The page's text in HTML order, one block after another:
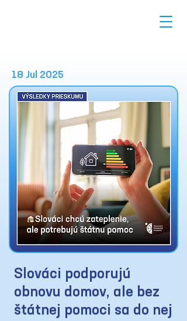
18 Jul 2025
Slováci podporujú
obnovu domov, ale bez
štátnej pomoci sa do nej